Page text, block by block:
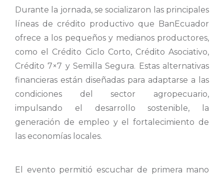
Durante la jornada, se socializaron las principales
líneas de crédito productivo que BanEcuador
ofrece a los pequeños y medianos productores,
como el Crédito Ciclo Corto, Crédito Asociativo,
Crédito 7×7 y Semilla Segura. Estas alternativas
financieras están diseñadas para adaptarse a las
condiciones del sector agropecuario,
impulsando el desarrollo sostenible, la
generación de empleo y el fortalecimiento de
las economías locales.
El evento permitió escuchar de primera mano